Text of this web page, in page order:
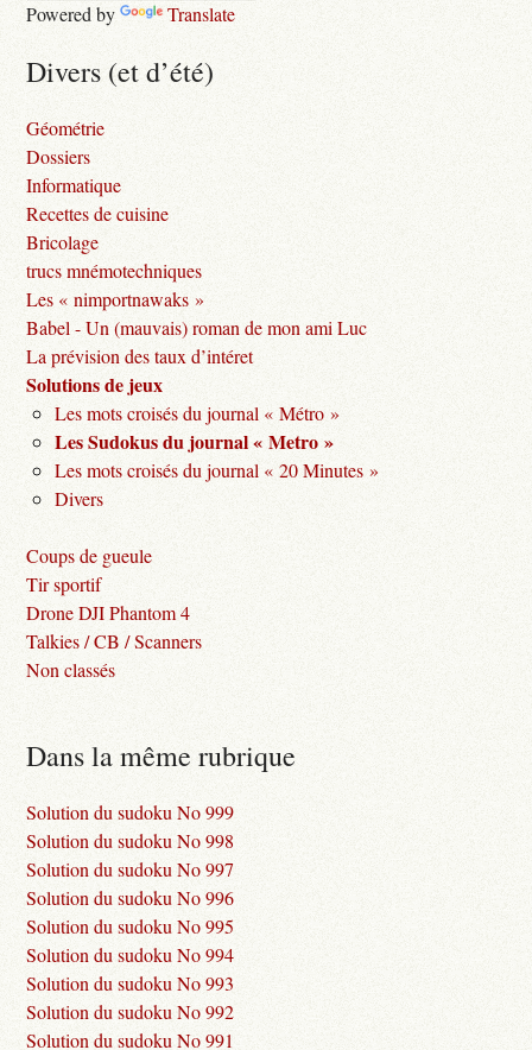
Powered by Translate
Divers (et d’été)
Géométrie
Dossiers
Informatique
Recettes de cuisine
Bricolage
trucs mnémotechniques
Les « nimportnawaks »
Babel - Un (mauvais) roman de mon ami Luc
La prévision des taux d’intéret
Solutions de jeux
Les mots croisés du journal « Métro »
Les Sudokus du journal « Metro »
Les mots croisés du journal « 20 Minutes »
Divers
Coups de gueule
Tir sportif
Drone DJI Phantom 4
Talkies / CB / Scanners
Non classés
Dans la même rubrique
Solution du sudoku No 999
Solution du sudoku No 998
Solution du sudoku No 997
Solution du sudoku No 996
Solution du sudoku No 995
Solution du sudoku No 994
Solution du sudoku No 993
Solution du sudoku No 992
Solution du sudoku No 991